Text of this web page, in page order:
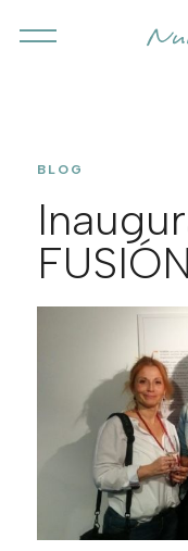
BLOG
FUSIÓN